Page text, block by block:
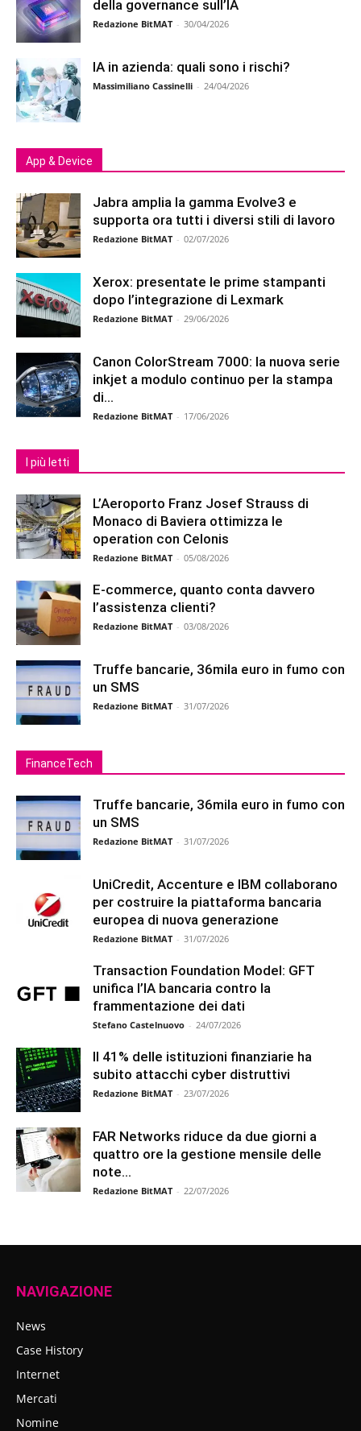
della governance sull’IA
Redazione BitMAT - 30/04/2026
IA in azienda: quali sono i rischi?
Massimiliano Cassinelli - 24/04/2026
App & Device
Jabra amplia la gamma Evolve3 e
supporta ora tutti i diversi stili di lavoro
Redazione BitMAT - 02/07/2026
Xerox: presentate le prime stampanti
dopo l’integrazione di Lexmark
Redazione BitMAT - 29/06/2026
Canon ColorStream 7000: la nuova serie
inkjet a modulo continuo per la stampa
di...
Redazione BitMAT - 17/06/2026
I più letti
L’Aeroporto Franz Josef Strauss di
Monaco di Baviera ottimizza le
operation con Celonis
Redazione BitMAT - 05/08/2026
E-commerce, quanto conta davvero
l’assistenza clienti?
Redazione BitMAT - 03/08/2026
Truffe bancarie, 36mila euro in fumo con
un SMS
Redazione BitMAT - 31/07/2026
FinanceTech
Truffe bancarie, 36mila euro in fumo con
un SMS
Redazione BitMAT - 31/07/2026
UniCredit, Accenture e IBM collaborano
per costruire la piattaforma bancaria
europea di nuova generazione
Redazione BitMAT - 31/07/2026
Transaction Foundation Model: GFT
unifica l’IA bancaria contro la
frammentazione dei dati
Stefano Castelnuovo - 24/07/2026
Il 41% delle istituzioni finanziarie ha
subito attacchi cyber distruttivi
Redazione BitMAT - 23/07/2026
FAR Networks riduce da due giorni a
quattro ore la gestione mensile delle
note...
Redazione BitMAT - 22/07/2026
NAVIGAZIONE
News
Case History
Internet
Mercati
Nomine